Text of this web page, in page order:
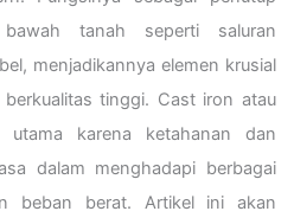
tanah seperti saluran
menjadikannya elemen krusial
tinggi. Cast iron atau
karena ketahanan dan
dalam menghadapi berbagai
beban berat. Artikel ini akan